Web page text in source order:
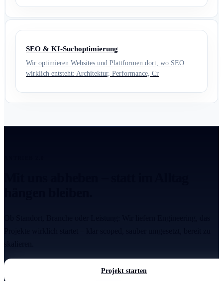
SEO & KI-Suchoptimierung
Wir optimieren Websites und Plattformen dort, wo SEO
wirklich entsteht: Architektur, Performance, Cr
Projekt starten